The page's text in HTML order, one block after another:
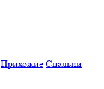
Прихожие Спальни